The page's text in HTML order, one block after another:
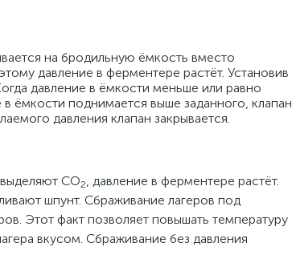
на бродильную ёмкость вместо
давление в ферментере растёт. Установив
давление в ёмкости меньше или равно
ёмкости поднимается выше заданного, клапан
давления клапан закрывается.
CO2, давление в ферментере растёт.
шпунт. Сбраживание лагеров под
Этот факт позволяет повышать температуру
вкусом. Сбраживание без давления